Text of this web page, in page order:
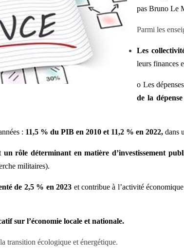
pas Bruno Le
Parmi les
Les
leurs finances
o Les
de la
: 11,5 % du PIB en 2010 et 11,2 % en 2022, dans
un rôle déterminant en matière d’investissement
militaires).
de 2,5 % en 2023 et contribue à l’activité
sur l’économie locale et nationale.
transition écologique et énergétique.